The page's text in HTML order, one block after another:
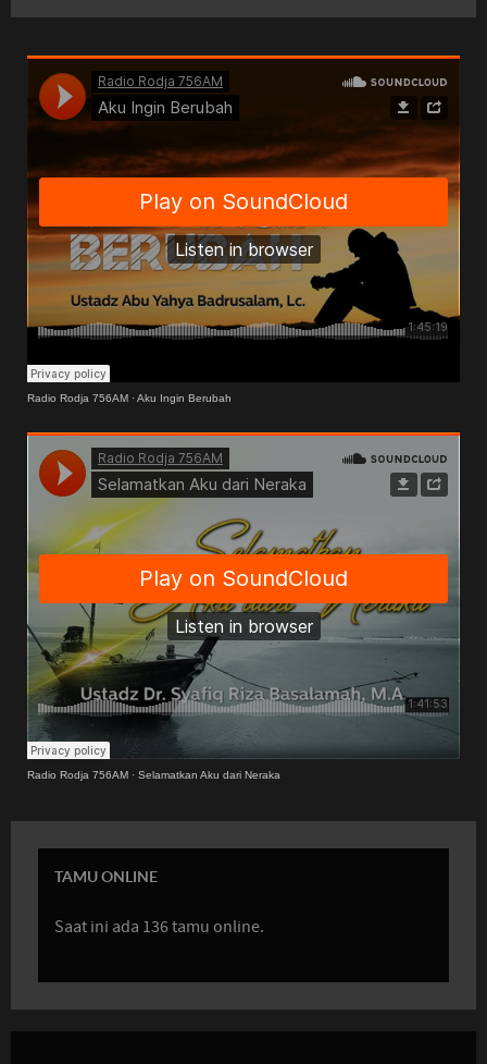
Radio Rodja 756AM ·Aku Ingin Berubah
Radio Rodja 756AM · Selamatkan Aku dari Neraka
TAMU ONLINE
Saat ini ada 136 tamu online.